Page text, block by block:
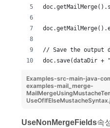
// Save the output
doc.save(dataDir +
Examples-src-main-java-
examples-mail_merge-
UseNonMergeFields속